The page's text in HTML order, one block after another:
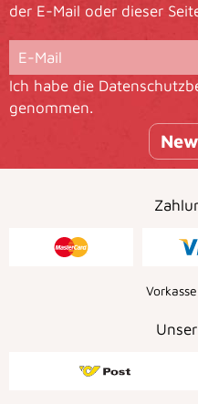
der E-Mail oder dieser
Ich habe die
genommen.